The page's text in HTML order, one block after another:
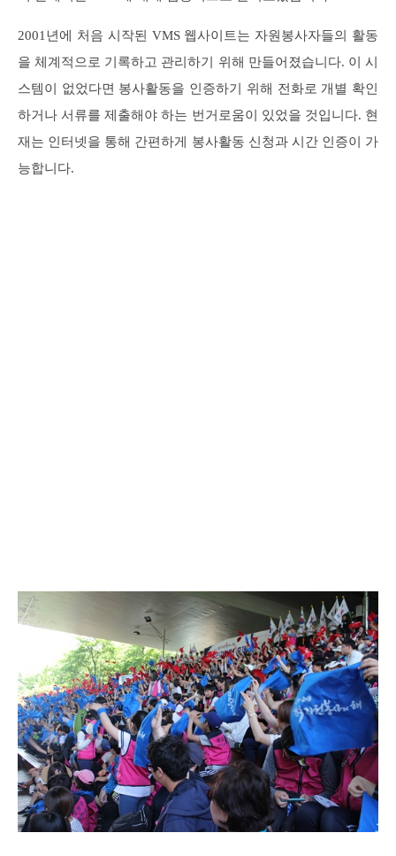
2001년에 처음 시작된 VMS 웹사이트는 자원봉사자들의 활동
을 체계적으로 기록하고 관리하기 위해 만들어졌습니다. 이 시
스템이 없었다면 봉사활동을 인증하기 위해 전화로 개별 확인
하거나 서류를 제출해야 하는 번거로움이 있었을 것입니다. 현
재는 인터넷을 통해 간편하게 봉사활동 신청과 시간 인증이 가
능합니다.